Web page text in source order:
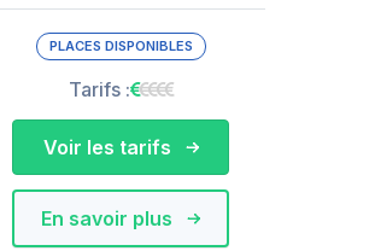
PLACES DISPONIBLES
Tarifs :
En savoir plus
Voir les tarifs